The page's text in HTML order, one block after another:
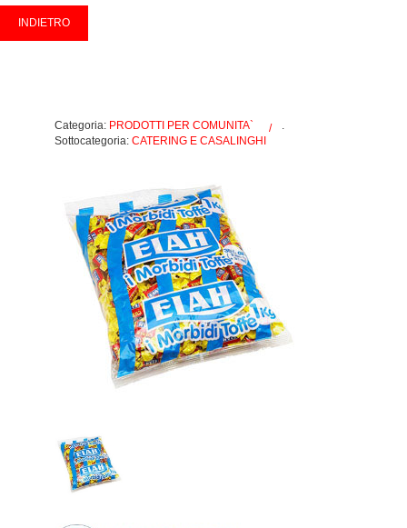
Categoria: PRODOTTI PER COMUNITA`
Sottocategoria: CATERING E CASALINGHI